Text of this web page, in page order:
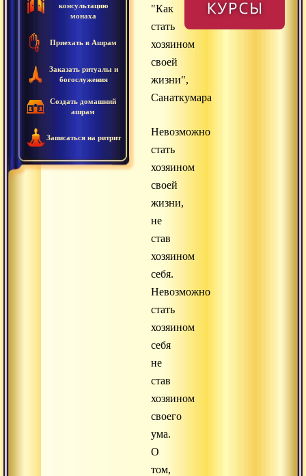
консультацию
монаха
Приехать в Ашрам
Заказать ритуалы и
богослужения
Создать домашний
ашрам
Записаться на ритрит
"Как
стать
хозяином
своей
жизни",
Санаткумара
Невозможно
стать
хозяином
своей
жизни,
не
став
хозяином
себя.
Невозможно
стать
хозяином
себя
не
став
хозяином
своего
ума.
О
том,